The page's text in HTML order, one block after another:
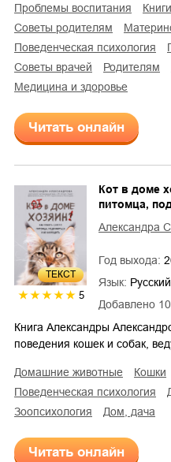
проблемы воспитания
советы родителям
поведенческая психология
советы врачей
родителям
медицина и здоровье
Читать онлайн
ТЕКСТ
5
Добавлено
Кот в доме
питомца,
Александра
Год выхода:
Язык: Русский
Книга Александры
поведения кошек и собак,
домашние животные кошки
поведенческая психология
зоопсихология
дом, дача
Читать онлайн